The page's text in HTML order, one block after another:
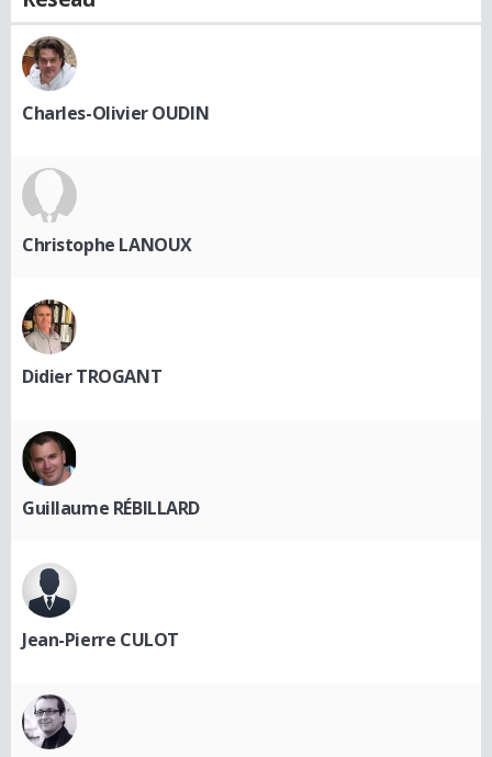
Charles-Olivier OUDIN
Christophe LANOUX
Didier TROGANT
Guillaume RÉBILLARD
Jean-Pierre CULOT